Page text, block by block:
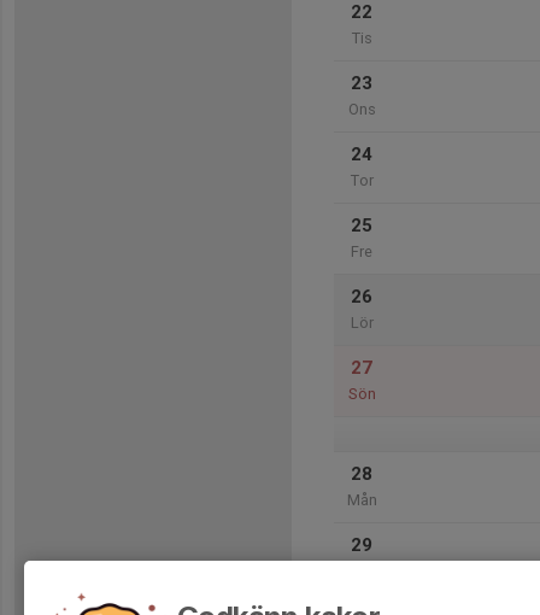
22
Tis
23
Ons
24
Tor
25
Fre
26
Lör
27
Sön
28
Mån
29